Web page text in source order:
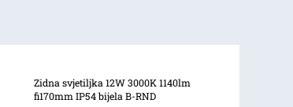
Zidna svjetiljka 12W 3000K 1140lm
fi170mm IP54 bijela B-RND